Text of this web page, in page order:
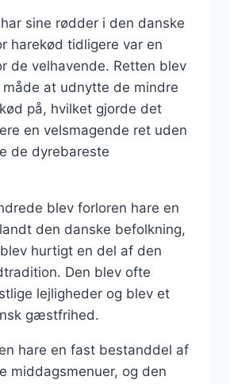
sine rødder i den danske
harekød tidligere var en
de velhavende. Retten blev
at udnytte de mindre
på, hvilket gjorde det
en velsmagende ret uden
de dyrebareste
blev forloren hare en
den danske befolkning,
hurtigt en del af den
Den blev ofte
lejligheder og blev et
gæstfrihed.
hare en fast bestanddel af
middagsmenuer, og den